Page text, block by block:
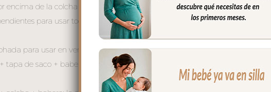
encima de la colcha siempre en el mismo tejido que la funda y la tapa del
para usar todo el conjunto completo o como necesites
para usar en verano o en casa sobre el capazo, sobre la cuna…
tapa de saco + babero queda todo dentro del capazo y lo puedes usar en